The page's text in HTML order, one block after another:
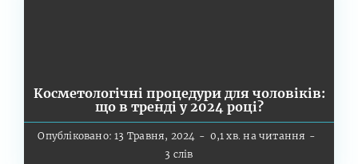
Косметологічні процедури для чоловіків:
що в тренді у 2024 році?
Опубліковано: 13 Травня, 2024 - 0,1 хв. на читання -
3 слів